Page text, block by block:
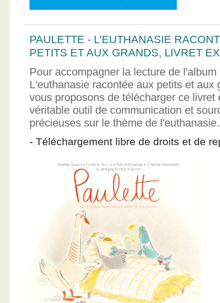
PAULETTE - L'EUTHANASIE
PETITS ET AUX GRANDS, LIVRET
Pour accompagner la lecture de
L'euthanasie racontée aux petits et aux
vous proposons de télécharger ce livret
véritable outil de communication et
précieuses sur le thème de l'euthanasie.
- Téléchargement libre de droits et de